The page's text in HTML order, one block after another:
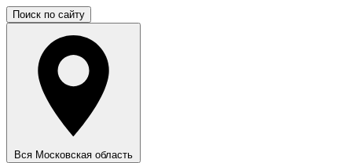
Поиск по сайту
Вся Московская область